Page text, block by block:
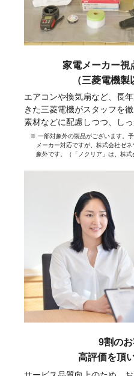
家電メーカー視
（三菱電機
エアコンや換気扇など、長
きた三菱電機がスタッフを
素材などに配慮しつつ、し
※ 一部対象外の製品がございます。
メーカー対応ですが、株式会社ゼ
象外です。（「ノクリア」は、株式
9割の
高評価を頂